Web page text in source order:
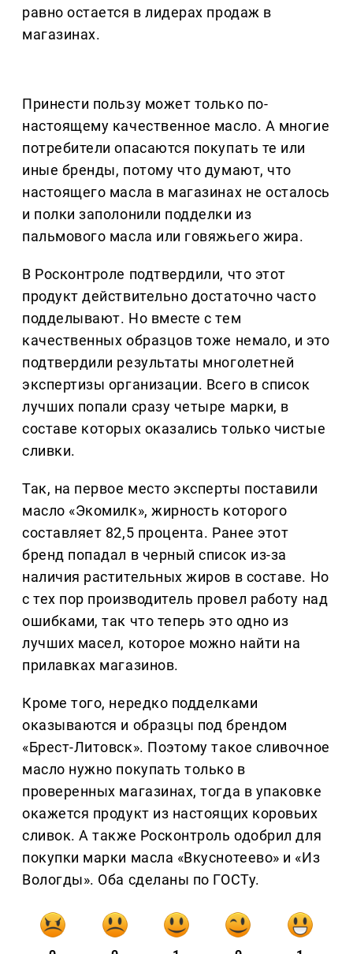
равно остается в лидерах продаж в
магазинах.
Принести пользу может только по-
настоящему качественное масло. А многие
потребители опасаются покупать те или
иные бренды, потому что думают, что
настоящего масла в магазинах не осталось
и полки заполонили подделки из
пальмового масла или говяжьего жира.
В Росконтроле подтвердили, что этот
продукт действительно достаточно часто
подделывают. Но вместе с тем
качественных образцов тоже немало, и это
подтвердили результаты многолетней
экспертизы организации. Всего в список
лучших попали сразу четыре марки, в
составе которых оказались только чистые
сливки.
Так, на первое место эксперты поставили
масло «Экомилк», жирность которого
составляет 82,5 процента. Ранее этот
бренд попадал в черный список из-за
наличия растительных жиров в составе. Но
с тех пор производитель провел работу над
ошибками, так что теперь это одно из
лучших масел, которое можно найти на
прилавках магазинов.
Кроме того, нередко подделками
оказываются и образцы под брендом
«Брест-Литовск». Поэтому такое сливочное
масло нужно покупать только в
проверенных магазинах, тогда в упаковке
окажется продукт из настоящих коровьих
сливок. А также Росконтроль одобрил для
покупки марки масла «Вкуснотеево» и «Из
Вологды». Оба сделаны по ГОСТу.